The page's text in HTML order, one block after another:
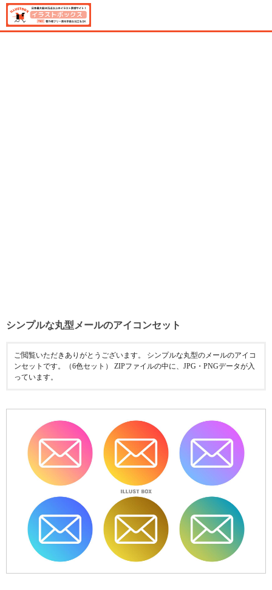
シンプルな丸型メールのアイコンセット
ご閲覧いただきありがとうございます。 シンプルな丸型のメールのアイコ
ンセットです。（6色セット） ZIPファイルの中に、JPG・PNGデータが入
っています。